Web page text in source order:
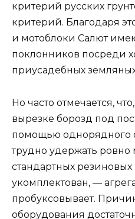
критерий русских
критерий. Благодаря
и мотоблоки Салют
поклонников посреди
приусадебных земляных
Но часто отмечается,
вырезке борозд под
помощью однорядного
трудно удержать ровно
стандартных
укомплектован, —
пробуксовывает.
оборудования